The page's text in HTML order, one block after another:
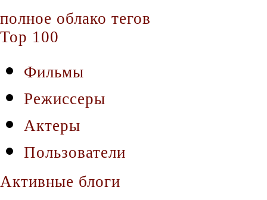
полное облако тегов
Top 100
Фильмы
Режиссеры
Актеры
Пользователи
Активные блоги